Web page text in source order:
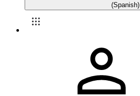
(Spanish)